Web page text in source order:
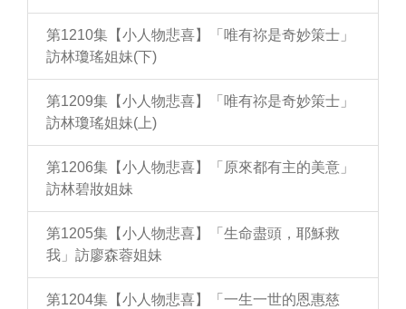
第1210集【小人物悲喜】「唯有祢是奇妙策士」
訪林瓊瑤姐妹(下)
第1209集【小人物悲喜】「唯有祢是奇妙策士」
訪林瓊瑤姐妹(上)
第1206集【小人物悲喜】「原來都有主的美意」
訪林碧妝姐妹
第1205集【小人物悲喜】「生命盡頭，耶穌救
我」訪廖森蓉姐妹
第1204集【小人物悲喜】「一生一世的恩惠慈